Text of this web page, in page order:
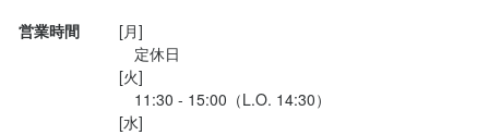
営業時間
[月]
定休日
[火]
11:30 - 15:00（L.O. 14:30）
[水]